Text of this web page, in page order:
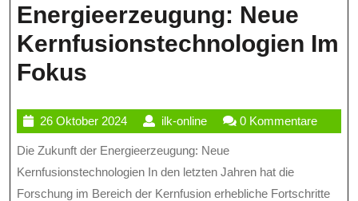
Energieerzeugung: Neue
Kernfusionstechnologien Im
Fokus
Der
Energieerzeugung:
Neue
26 Oktober 202426
Oktober
2024
ilk-onlineilk-
online
0 Kommentare
Die Zukunft der Energieerzeugung: Neue
Kernfusionstechnologien In den letzten Jahren hat die
Forschung im Bereich der Kernfusion erhebliche Fortschritte